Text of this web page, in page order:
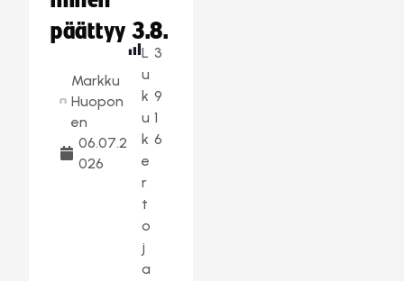
päättyy 3.8.
Markku
Huopon
en
06.07.2
026
L
u
k
u
k
e
r
t
o
j
a
3
9
1
6